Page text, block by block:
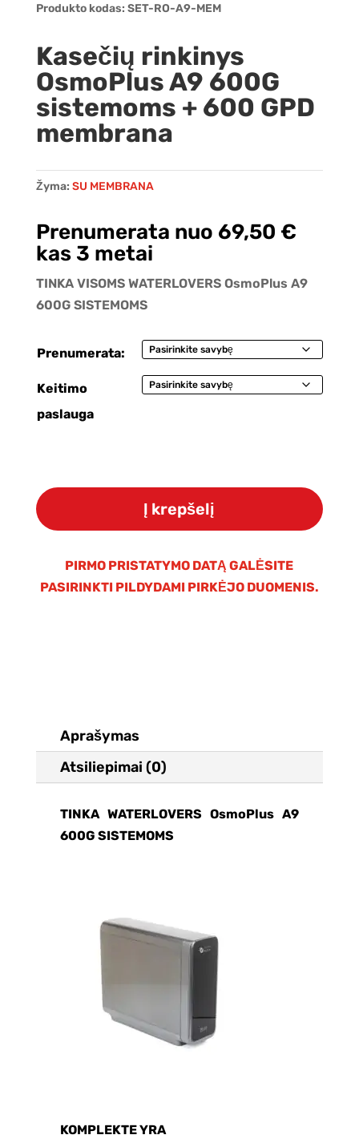
Produkto kodas: SET-RO-A9-MEM
Kasečių rinkinys
OsmoPlus A9 600G
sistemoms + 600 GPD
membrana
Žyma: SU MEMBRANA
Prenumerata nuo 69,50 €
kas 3 metai
TINKA VISOMS WATERLOVERS OsmoPlus A9
600G SISTEMOMS
Prenumerata:
Keitimo
paslauga
kiekis:
Kasečių
OsmoPlus
A9
Į krepšelį
PIRMO PRISTATYMO DATĄ GALĖSITE
PASIRINKTI PILDYDAMI PIRKĖJO DUOMENIS.
Aprašymas
Atsiliepimai (0)
TINKA WATERLOVERS OsmoPlus A9
600G SISTEMOMS
KOMPLEKTE YRA